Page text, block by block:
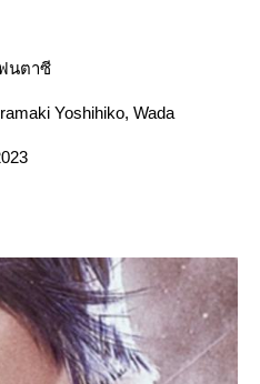
ตาซี
Yoshihiko, Wada